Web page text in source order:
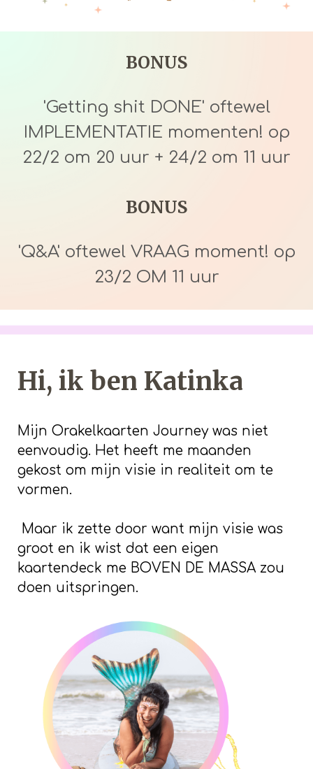
BONUS
'Getting shit DONE' oftewel
IMPLEMENTATIE momenten! op
22/2 om 20 uur + 24/2 om 11 uur
BONUS
'Q&A' oftewel VRAAG moment! op
23/2 OM 11 uur
Hi, ik ben Katinka
Mijn Orakelkaarten Journey was niet
eenvoudig. Het heeft me maanden
gekost om mijn visie in realiteit om te
vormen.
Maar ik zette door want mijn visie was
groot en ik wist dat een eigen
kaartendeck me BOVEN DE MASSA zou
doen uitspringen.